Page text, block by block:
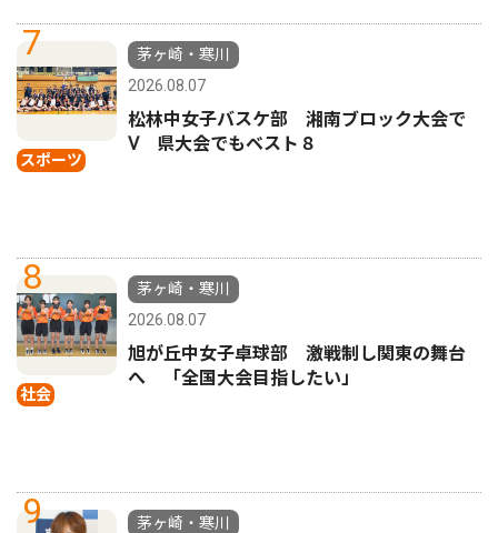
7
スポーツ
茅ヶ崎・寒川
2026.08.07
松林中女子バスケ部 湘南ブロック大会で
Ⅴ 県大会でもベスト８
8
社会
茅ヶ崎・寒川
2026.08.07
旭が丘中女子卓球部 激戦制し関東の舞台
へ 「全国大会目指したい」
9
茅ヶ崎・寒川